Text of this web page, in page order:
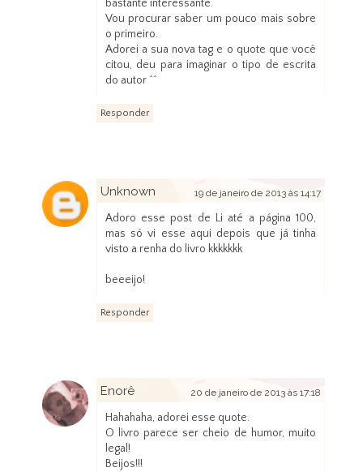
bastante interessante.
Vou procurar saber um pouco mais sobre
o primeiro.
Adorei a sua nova tag e o quote que você
citou, deu para imaginar o tipo de escrita
do autor ^^
Responder
Unknown 19 de janeiro de 2013 às 14:17
Adoro esse post de Li até a página 100,
mas só vi esse aqui depois que já tinha
visto a renha do livro kkkkkkk
beeeijo!
Responder
Enorê 20 de janeiro de 2013 às 17:18
Hahahaha, adorei esse quote.
O livro parece ser cheio de humor, muito
legal!
Beijos!!!